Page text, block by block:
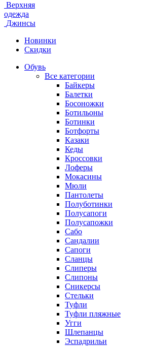
Верхняя
одежда
Джинсы
Новинки
Скидки
Обувь
Все категории
Байкеры
Балетки
Босоножки
Ботильоны
Ботинки
Ботфорты
Казаки
Кеды
Кроссовки
Лоферы
Мокасины
Мюли
Пантолеты
Полуботинки
Полусапоги
Полусапожки
Сабо
Сандалии
Сапоги
Сланцы
Слиперы
Слипоны
Сникерсы
Стельки
Туфли
Туфли пляжные
Угги
Шлепанцы
Эспадрильи